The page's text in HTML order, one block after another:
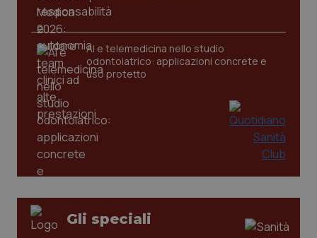
AI e telemedicina nello studio
odontoiatrico: applicazioni concrete e
uso protetto
Gli speciali
tracking-enable
tracking-sites-ironfish-
session-id
www.quotidianosanita.it